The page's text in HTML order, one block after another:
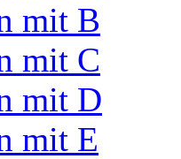
mit B
mit C
mit D
mit E